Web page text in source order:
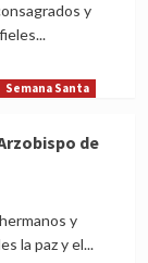
y
Semana Santa
de
y
la paz y el...